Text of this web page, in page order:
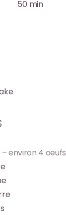
50 min
– environ 4 oeufs